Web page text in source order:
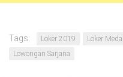
Tags: Loker 2019 Loker
Lowongan Sarjana